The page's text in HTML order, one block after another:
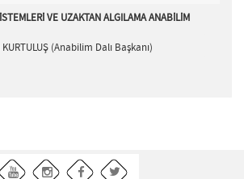
VE UZAKTAN ALGILAMA ANABİLİM
(Anabilim Dalı Başkanı)